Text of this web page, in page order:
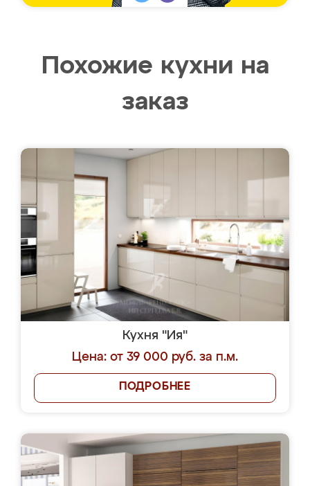
Похожие кухни на
заказ
Кухня "Ия"
Цена: от 39 000 руб. за п.м.
ПОДРОБНЕЕ